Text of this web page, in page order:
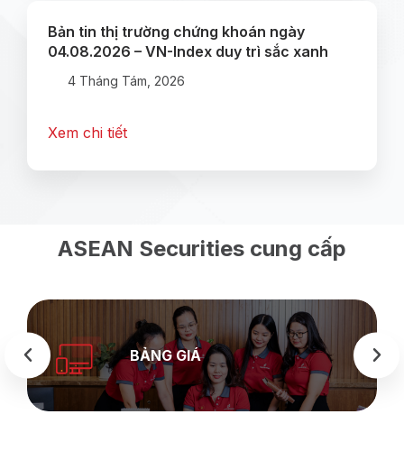
Bản tin thị trường chứng khoán ngày
04.08.2026 – VN-Index duy trì sắc xanh
4 Tháng Tám, 2026
Xem chi tiết
ASEAN Securities cung cấp
BẢNG GIÁ